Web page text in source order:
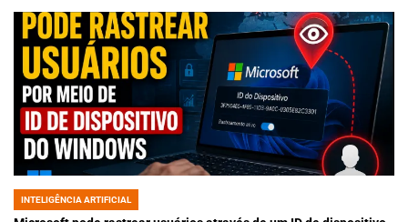
POSTED
IN
INTELIGÊNCIA ARTIFICIAL